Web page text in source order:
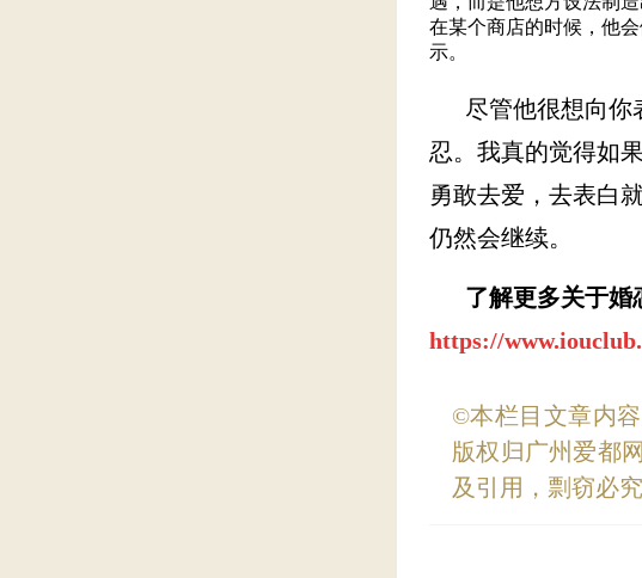
在某个商店的时候，他
示。
尽管他很想向你
忍。我真的觉得如
勇敢去爱，去表白
仍然会继续。
了解更多关于婚
https://
©本栏目文章内
版权归广州爱都
及引用，剽窃必究